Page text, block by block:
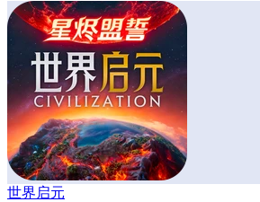
世界启元